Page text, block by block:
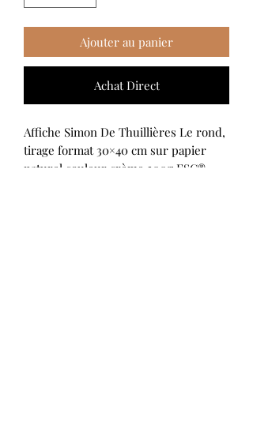
Ajouter au panier
Achat Direct
Affiche Simon De Thuillières Le rond,
tirage format 30×40 cm sur papier
naturel couleur crème 300g FSC®